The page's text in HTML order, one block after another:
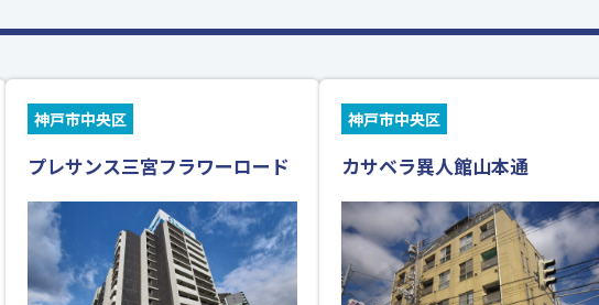
神戸市中央区
プレサンス三宮フラワーロード
神戸市中央区
カサベラ異人館山本通